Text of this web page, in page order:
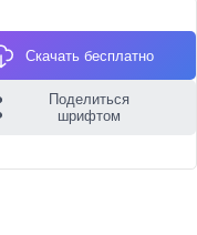
Скачать бесплатно
Поделиться
шрифтом